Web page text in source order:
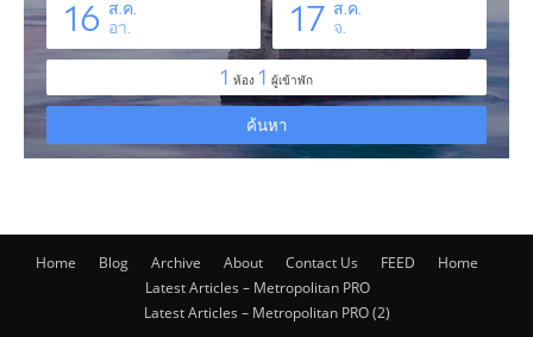
Home Blog Archive About Contact Us FEED
Home
Latest Articles – Metropolitan PRO
Latest Articles – Metropolitan PRO (2)